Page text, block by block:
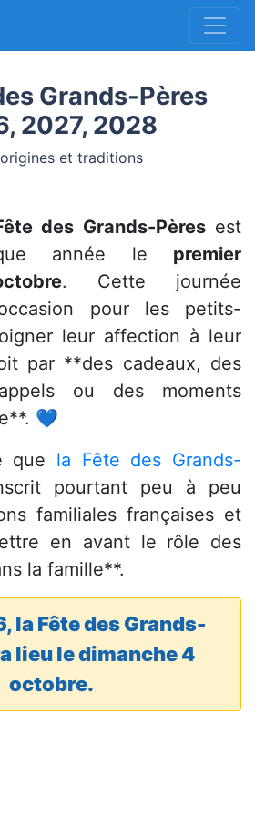
Grands-Pères
2027, 2028
et traditions
des Grands-Pèresest
année le premier
. Cette journée
pour les petits-
leur affection à leur
par **des cadeaux, des
ou des moments
💙
que la Fête des Grands-
pourtant peu à peu
familiales françaises et
en avant le rôle des
la famille**.
la Fête des Grands-
lieu le dimanche 4
octobre.